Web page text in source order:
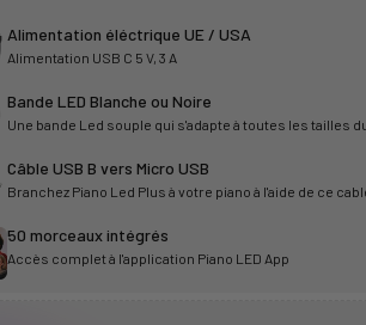
Alimentation éléctrique UE / USA
Alimentation USB C 5 V, 3 A
Bande LED Blanche ou Noire
Une bande Led souple qui s'adapte à toutes les tailles
Câble USB B vers Micro USB
Branchez Piano Led Plus à votre piano à l'aide de ce
50 morceaux intégrés
Accès complet à l'application Piano LED App